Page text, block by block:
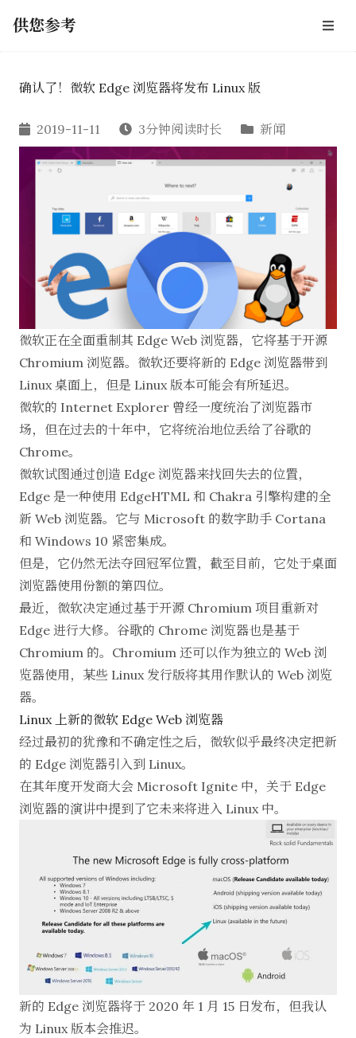
供您参考
确认了！微软 Edge 浏览器将发布 Linux 版
2019-11-11 3分钟阅读时长 新闻
微软正在全面重制其 Edge Web 浏览器，它将基于开源
Chromium 浏览器。微软还要将新的 Edge 浏览器带到
Linux 桌面上，但是 Linux 版本可能会有所延迟。
微软的 Internet Explorer 曾经一度统治了浏览器市
场，但在过去的十年中，它将统治地位丢给了谷歌的
Chrome。
微软试图通过创造 Edge 浏览器来找回失去的位置，
Edge 是一种使用 EdgeHTML 和 Chakra 引擎构建的全
新 Web 浏览器。它与 Microsoft 的数字助手 Cortana
和 Windows 10 紧密集成。
但是，它仍然无法夺回冠军位置，截至目前，它处于桌面
浏览器使用份额的第四位。
最近，微软决定通过基于开源 Chromium 项目 重新对
Edge 进行大修。谷歌的 Chrome 浏览器也是基于
Chromium 的。 Chromium 还可以作为独立的 Web 浏
览器使用 ，某些 Linux 发行版将其用作默认的 Web 浏览
器。
Linux 上新的微软 Edge Web 浏览器
经过最初的犹豫和不确定性之后，微软似乎最终决定把新
的 Edge 浏览器引入到 Linux。
在其年度开发商大会 Microsoft Ignite 中， 关于 Edge
浏览器的演讲中提到了它未来将进入 Linux 中。
新的 Edge 浏览器将于 2020 年 1 月 15 日发布，但我认
为 Linux 版本会推迟。